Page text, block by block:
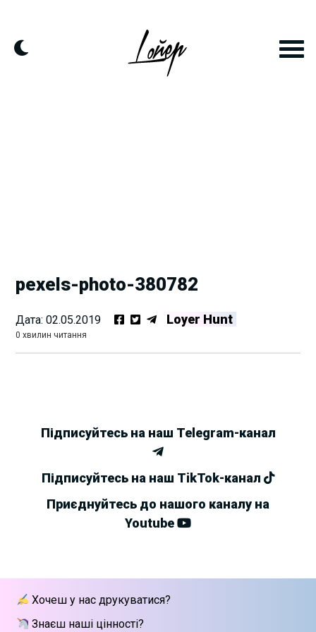
content
pexels-photo-380782
Дата:02.05.2019 Loyer Hunt
0 хвилин читання
Підписуйтесь на наш Telegram-канал
Підписуйтесь на наш TikTok-канал
Приєднуйтесь до нашого каналу на
Youtube
Хочеш у нас друкуватися?
Знаєш наші цінності?